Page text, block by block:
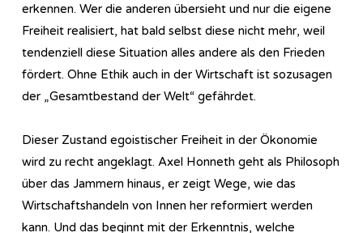
erkennen. Wer die anderen übersieht und nur die eigene
Freiheit realisiert, hat bald selbst diese nicht mehr, weil
tendenziell diese Situation alles andere als den Frieden
fördert. Ohne Ethik auch in der Wirtschaft ist sozusagen
der „Gesamtbestand der Welt“ gefährdet.
Dieser Zustand egoistischer Freiheit in der Ökonomie
wird zu recht angeklagt. Axel Honneth geht als Philosoph
über das Jammern hinaus, er zeigt Wege, wie das
Wirtschaftshandeln von Innen her reformiert werden
kann. Und das beginnt mit der Erkenntnis, welche